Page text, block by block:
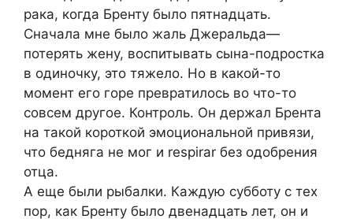
рака, когда Бренту было пятнадцать.
Сначала мне было жаль Джеральда—
потерять жену, воспитывать сына-подростка
в одиночку, это тяжело. Но в какой-то
момент его горе превратилось во что-то
совсем другое. Контроль. Он держал Брента
на такой короткой эмоциональной привязи,
что бедняга не мог и respirar без одобрения
отца.
А еще были рыбалки. Каждую субботу с тех
пор, как Бренту было двенадцать лет, он и